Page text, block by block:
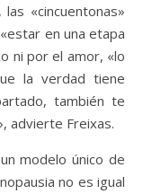
«cincuentonas»
en una etapa
ni por el amor, «lo
la verdad tiene
también te
advierte Freixas.
modelo único de
no es igual